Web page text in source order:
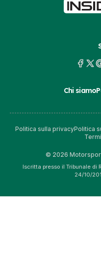
Chi siamo
Politica sulla privacyPolitica
© 2026
Iscritta presso il Tribunale di
24/10/